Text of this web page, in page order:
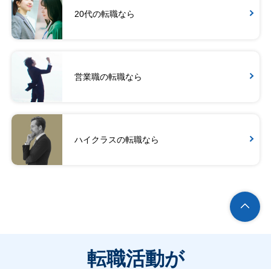
20代の転職なら
営業職の転職なら
ハイクラスの転職なら
転職活動が